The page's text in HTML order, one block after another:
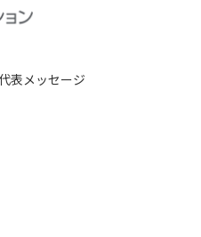
表メッセージ